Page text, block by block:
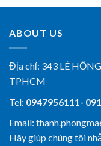
ABOUT US
Địa chỉ: 343 LÊ
TPHCM
Tel: 0947956111-
Email:
Hãy giúp chúng tôi